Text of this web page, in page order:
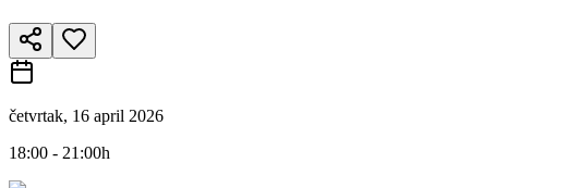
četvrtak, 16 april 2026
18:00 - 21:00h